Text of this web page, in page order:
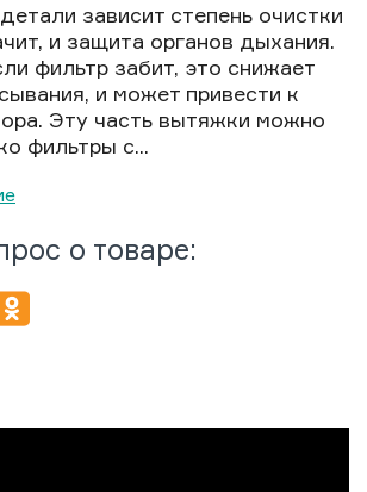
зависит степень очистки
и защита органов дыхания.
фильтр забит, это снижает
и может привести к
Эту часть вытяжки можно
фильтры с...
о товаре: